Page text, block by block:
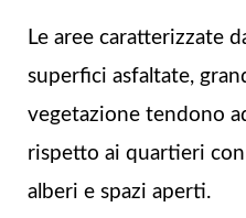
Le aree caratterizzate
superfici asfaltate,
vegetazione tendono
rispetto ai quartieri
alberi e spazi aperti.